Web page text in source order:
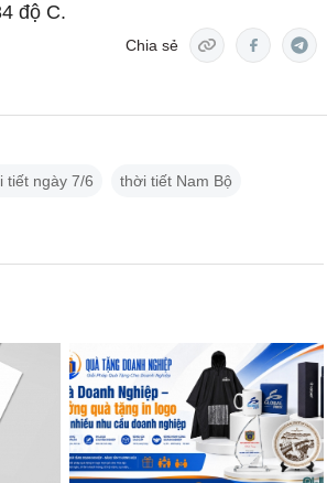
độ C.
Chia sẻ
tiết ngày 7/6 thời tiết Nam Bộ